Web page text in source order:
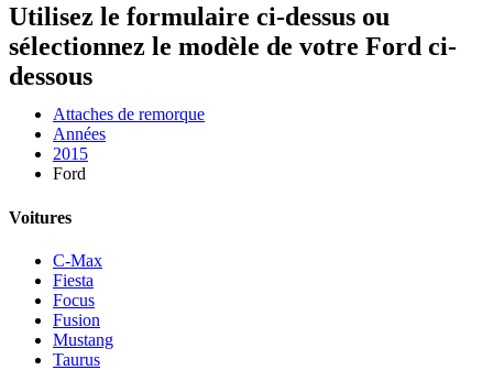
Utilisez le formulaire ci-dessus ou
sélectionnez le modèle de votre Ford ci-
dessous
Attaches de remorque
Années
2015
Ford
Voitures
C-Max
Fiesta
Focus
Fusion
Mustang
Taurus